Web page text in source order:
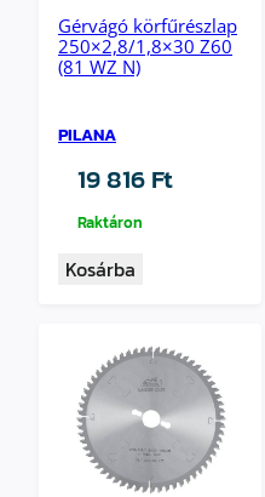
Gérvágó körfűrészlap
250×2,8/1,8×30 Z60
(81 WZ N)
PILANA
19 816Ft
Raktáron
Kosárba